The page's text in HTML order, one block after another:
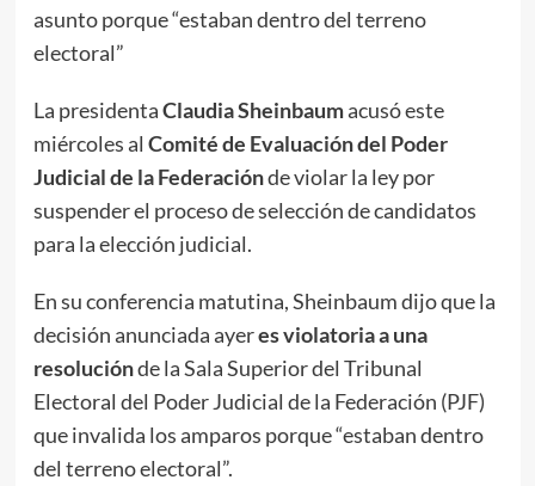
asunto porque “estaban dentro del terreno
electoral”
La presidentaClaudia Sheinbaumacusó este
miércoles al Comité de Evaluación del Poder
Judicial de la Federaciónde violar la ley por
suspender el proceso de selección de candidatos
para la elección judicial.
En su conferencia matutina, Sheinbaum dijo que la
decisión anunciada ayeres violatoria a una
resoluciónde la Sala Superior del Tribunal
Electoral del Poder Judicial de la Federación (PJF)
que invalida los amparos porque “estaban dentro
del terreno electoral”.